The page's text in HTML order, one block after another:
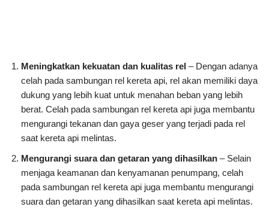
Meningkatkan kekuatan dan kualitas rel – Dengan adanya
celah pada sambungan rel kereta api, rel akan memiliki daya
dukung yang lebih kuat untuk menahan beban yang lebih
berat. Celah pada sambungan rel kereta api juga membantu
mengurangi tekanan dan gaya geser yang terjadi pada rel
saat kereta api melintas.
Mengurangi suara dan getaran yang dihasilkan – Selain
menjaga keamanan dan kenyamanan penumpang, celah
pada sambungan rel kereta api juga membantu mengurangi
suara dan getaran yang dihasilkan saat kereta api melintas.